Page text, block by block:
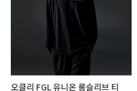
오클리 FGL 유니온 롱슬리브 티